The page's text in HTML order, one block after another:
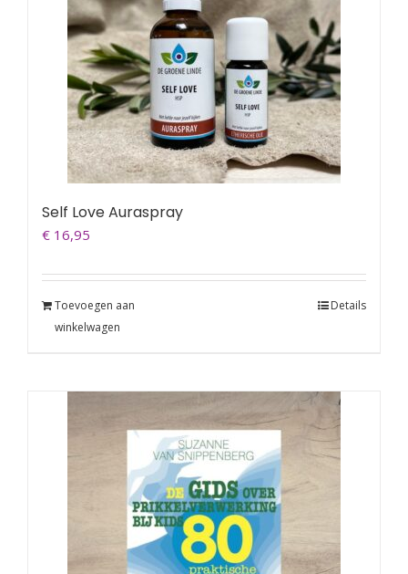
Self Love Auraspray
€ 16,95
Toevoegen aan
winkelwagen
Details